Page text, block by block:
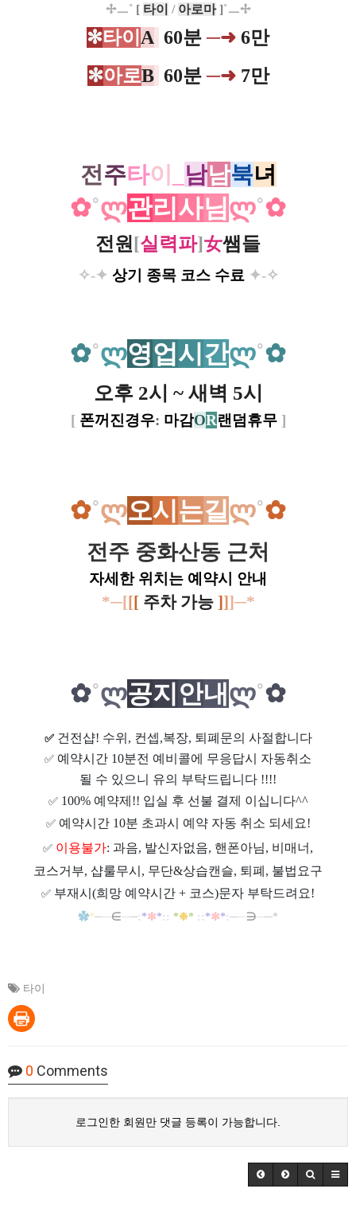
✢ㅡ˚ [ 타이 / 아로마 ]˚ㅡ✢
✻타이 A 60분─​➜ 6만
✻아로B 60분─​➜ 7만
전주타이 남남북녀
✿˚ლ관리 사님ლ˚✿
전원 [실력파]女쌤들
✧-✦ 상기 종목 코스 수료 ✦-✧
✿˚ლ영업시 간ლ˚✿
오후 2시 ~ 새벽 5시
[ 폰꺼진경우: 마감OR랜덤휴무 ]
✿˚ლ오시 는길ლ˚✿
전주 중화산동 근처
자세한 위치는 예약시 안내
*─[[[ 주차 가능 ]]]─*
✿˚ლ공지 안내 ლ˚✿
✅ 건전샵! 수위, 컨셉,복장, 퇴폐문의 사절합니다
✅ 예약시간 10분전 예비콜에 무응답시 자동취소
될 수 있으니 유의 부탁드립니다 !!!!
✅ 100% 예약제!! 입실 후 선불 결제 이십니다^^
✅ 예약시간 10분 초과시 예약 자동 취소 되세요!
✅ 이용불가: 과음, 발신자없음, 핸폰아님, 비매너,
코스거부, 샵룰무시, 무단&상습캔슬, 퇴폐, 불법요구
✅ 부재시(희망 예약시간 + 코스)문자 부탁드려요!
✿*──∈──: *✼* :: *❉* :: *✼* :──∋──*
타이
0 Comments
로그인한 회원만 댓글 등록이 가능합니다.